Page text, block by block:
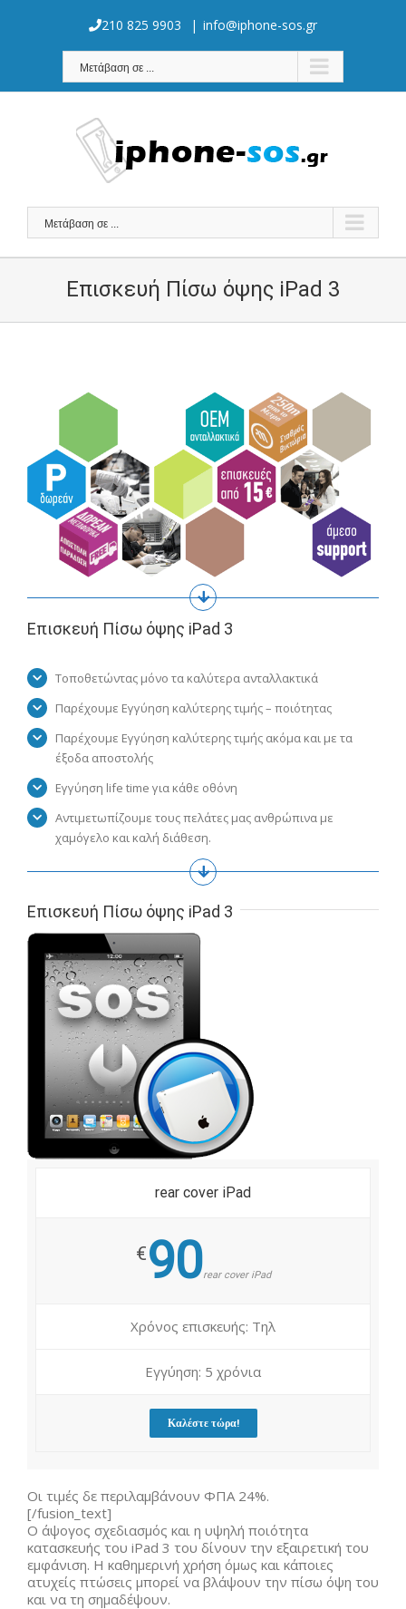
210 825 9903 | info@iphone-sos.gr
Μετάβαση σε ...
Μετάβαση σε ...
Επισκευή Πίσω όψης iPad 3
Επισκευή Πίσω όψης iPad 3
Τοποθετώντας μόνο τα καλύτερα ανταλλακτικά
Παρέχουμε Εγγύηση καλύτερης τιμής – ποιότητας
Παρέχουμε Εγγύηση καλύτερης τιμής ακόμα και με τα
έξοδα αποστολής
Εγγύηση life time για κάθε οθόνη
Αντιμετωπίζουμε τους πελάτες μας ανθρώπινα με
χαμόγελο και καλή διάθεση.
Επισκευή Πίσω όψης iPad 3
rear cover iPad
€90rear cover iPad
Χρόνος επισκευής: Τηλ
Εγγύηση: 5 χρόνια
Καλέστε τώρα!
Οι τιμές δε περιλαμβάνουν ΦΠΑ 24%.
[/fusion_text]
Ο άψογος σχεδιασμός και η υψηλή ποιότητα
κατασκευής του iPad 3 του δίνουν την εξαιρετική του
εμφάνιση. Η καθημερινή χρήση όμως και κάποιες
ατυχείς πτώσεις μπορεί να βλάψουν την πίσω όψη του
και να τη σημαδέψουν.